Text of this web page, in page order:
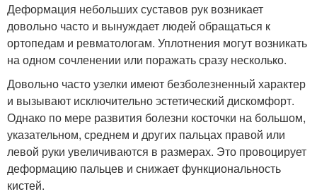
Деформация небольших суставов рук возникает
довольно часто и вынуждает людей обращаться к
ортопедам и ревматологам. Уплотнения могут возникать
на одном сочленении или поражать сразу несколько.
Довольно часто узелки имеют безболезненный характер
и вызывают исключительно эстетический дискомфорт.
Однако по мере развития болезни косточки на большом,
указательном, среднем и других пальцах правой или
левой руки увеличиваются в размерах. Это провоцирует
деформацию пальцев и снижает функциональность
кистей.